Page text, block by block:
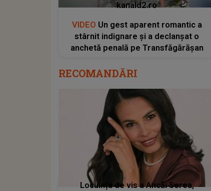
kanald2.ro
VIDEO Un gest aparent romantic a
stârnit indignare și a declanșat o
anchetă penală pe Transfăgărășan
RECOMANDĂRI
Locuința de vis a Ancăi Serea,